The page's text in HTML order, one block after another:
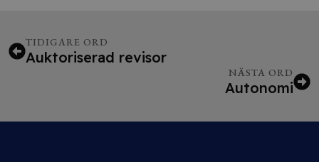
TIDIGARE ORD
Auktoriserad revisor
NÄSTA ORD
Autonomi